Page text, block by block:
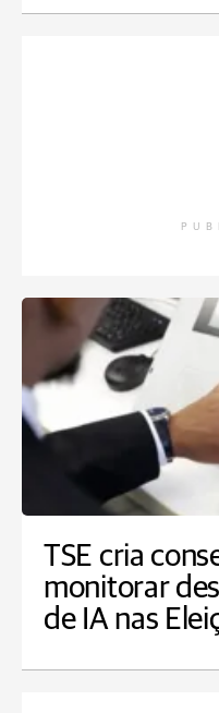
TSE cria
monitorar
de IA nas